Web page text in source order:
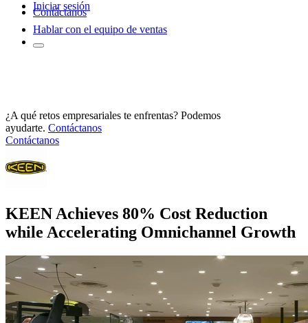
Iniciar sesión
Contáctanos
Hablar con el equipo de ventas
¿A qué retos empresariales te enfrentas? Podemos
ayudarte. Contáctanos
Contáctanos
KEEN Achieves 80% Cost Reduction
while Accelerating Omnichannel Growth